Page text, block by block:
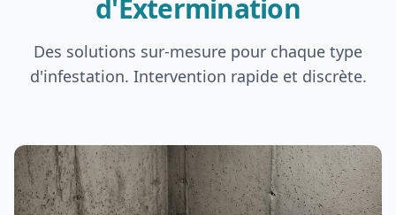
d'Extermination
Des solutions sur-mesure pour chaque type
d'infestation. Intervention rapide et discrète.